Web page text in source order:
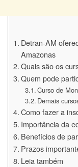
Detran-AM
Amazonas
Quais são os
Quem pode
Curso de
Demais
Como fazer a
Importância da
Benefícios de
Prazos
Leia também